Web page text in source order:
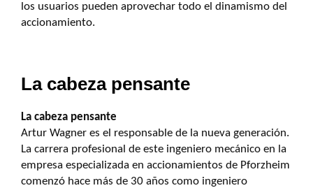
los usuarios pueden aprovechar todo el dinamismo del
accionamiento.
La cabeza pensante
La cabeza pensante
Artur Wagner es el responsable de la nueva generación.
La carrera profesional de este ingeniero mecánico en la
empresa especializada en accionamientos de Pforzheim
comenzó hace más de 30 años como ingeniero